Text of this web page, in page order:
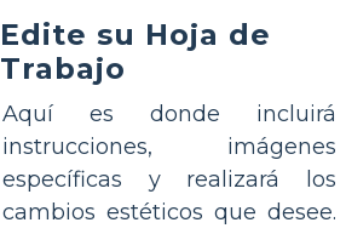
Edite su Hoja de
Trabajo
Aquí es donde incluirá
instrucciones, imágenes
específicas y realizará los
cambios estéticos que desee.